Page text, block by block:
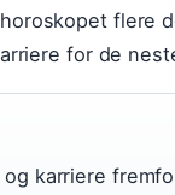
flere
for de
karriere